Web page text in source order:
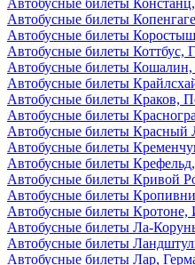
Автобусные билеты
Автобусные билеты
Автобусные билеты Коттбус,
Автобусные билеты
Автобусные билеты
Автобусные билеты Краков,
Автобусные билеты
Автобусные билеты Красный
Автобусные билеты
Автобусные билеты
Автобусные билеты Кривой
Автобусные билеты
Автобусные билеты Кротоне,
Автобусные билеты Ла-
Автобусные билеты
Автобусные билеты Лар,